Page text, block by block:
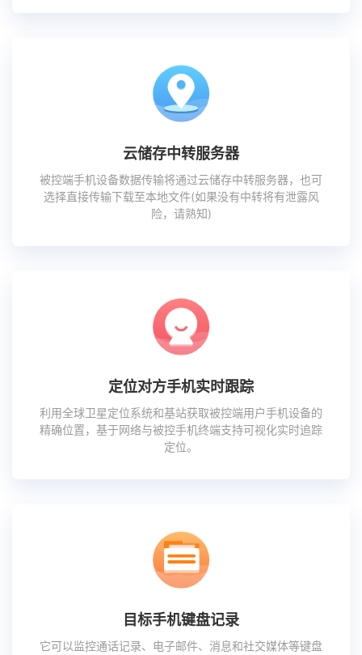
云储存中转服务器
被控端手机设备数据传输将通过云储存中转服务器，也可
选择直接传输下载至本地文件(如果没有中转将有泄露风
险，请熟知)
定位对方手机实时跟踪
利用全球卫星定位系统和基站获取被控端用户手机设备的
精确位置，基于网络与被控手机终端支持可视化实时追踪
定位。
目标手机键盘记录
它可以监控通话记录、电子邮件、消息和社交媒体等键盘